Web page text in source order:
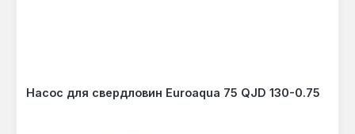
Насос для свердловин Euroaqua 75 QJD 130-0.75